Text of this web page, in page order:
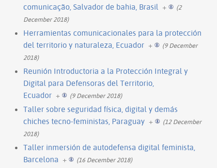
comunicação, Salvador de bahia, Brasil +
(2
December 2018)
Herramientas comunicacionales para la protección
del territorio y naturaleza, Ecuador +
(9 December
2018)
Reunión Introductoria a la Protección Integral y
Digital para Defensoras del Territorio,
Ecuador + (9 December 2018)
Taller sobre seguridad física, digital y demás
chiches tecno-feministas, Paraguay +
(12 December
2018)
Taller inmersión de autodefensa digital feminista,
Barcelona + (16 December 2018)